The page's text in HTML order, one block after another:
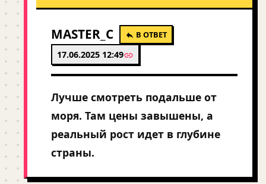
MASTER_C В ОТВЕТ
17.06.2025 12:49
Лучше смотреть подальше от
моря. Там цены завышены, а
реальный рост идет в глубине
страны.